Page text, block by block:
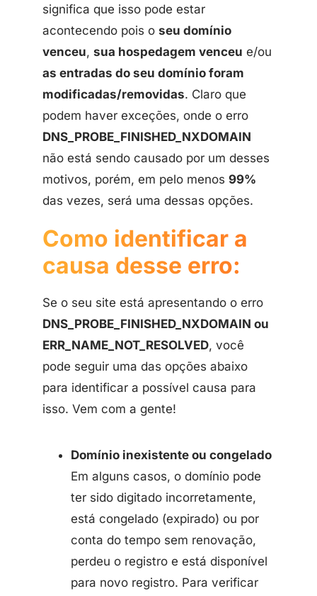
significa que isso pode estar
acontecendo pois o seu domínio
venceu, sua hospedagem venceu e/ou
as entradas do seu domínio foram
modificadas/removidas. Claro que
podem haver exceções, onde o erro
DNS_PROBE_FINISHED_NXDOMAIN
não está sendo causado por um desses
motivos, porém, em pelo menos 99%
das vezes, será uma dessas opções.
Como identificar a
causa desse erro:
Se o seu site está apresentando o erro
DNS_PROBE_FINISHED_NXDOMAIN ou
ERR_NAME_NOT_RESOLVED, você
pode seguir uma das opções abaixo
para identificar a possível causa para
isso. Vem com a gente!
Domínio inexistente ou congelado
Em alguns casos, o domínio pode
ter sido digitado incorretamente,
está congelado (expirado) ou por
conta do tempo sem renovação,
perdeu o registro e está disponível
para novo registro. Para verificar